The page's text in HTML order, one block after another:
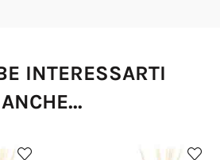
INTERESSARTI
ANCHE...